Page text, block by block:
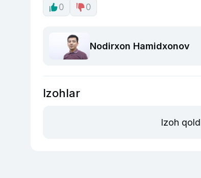
0 0
Nodirxon Hamidxonov
Izohlar
Izoh